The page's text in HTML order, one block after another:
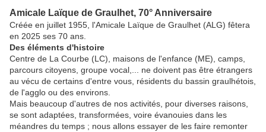
Amicale Laïque de Graulhet, 70° Anniversaire
Créée en juillet 1955, l'Amicale Laïque de Graulhet (ALG) fêtera
en 2025 ses 70 ans.
Des éléments d'histoire
Centre de La Courbe (LC), maisons de l'enfance (ME), camps,
parcours citoyens, groupe vocal,... ne doivent pas être étrangers
au vécu de certains d'entre vous, résidents du bassin graulhétois,
de l'agglo ou des environs.
Mais beaucoup d'autres de nos activités, pour diverses raisons,
se sont adaptées, transformées, voire évanouies dans les
méandres du temps ; nous allons essayer de les faire remonter